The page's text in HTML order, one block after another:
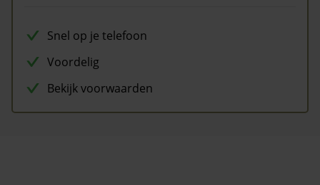
Snel op je telefoon
Voordelig
Bekijk voorwaarden